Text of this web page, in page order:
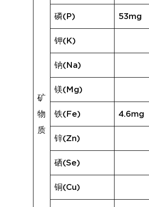
矿
物
质
磷(P) 53mg
钾(K)
钠(Na)
镁(Mg)
铁(Fe) 4.6mg
锌(Zn)
硒(Se)
铜(Cu)